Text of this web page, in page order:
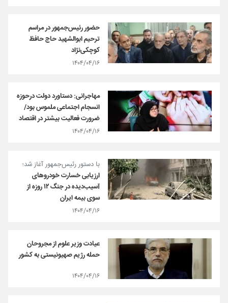
حضور رئیس‌جمهور در مراسم
ترحیم ابوالشهید حاج حافظ
کوچکی‌نژاد
۱۴۰۴/۰۴/۱۶
مهاجرانی: دستاورد دولت درحوزه
انسجام اجتماعی ملموس بود/
ضرورت فعالیت بیشتر در اقتصاد
۱۴۰۴/۰۴/۱۶
با دستور رئیس‌جمهور آغاز شد؛
ارزیابی خسارت خودروهای
آسیب‌دیده در جنگ ۱۲ روزه از
سوی بیمه ایران
۱۴۰۴/۰۴/۱۶
عیادت وزیر علوم از مجروحان
حمله رژیم صهیونیستی به کشور
۱۴۰۴/۰۴/۱۶